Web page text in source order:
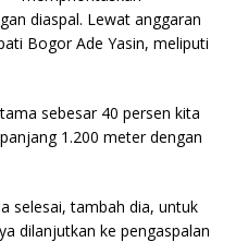
diaspal. Lewat anggaran
Bogor Ade Yasin, meliputi
sebesar 40 persen kita
1.200 meter dengan
selesai, tambah dia, untuk
dilanjutkan ke pengaspa­lan